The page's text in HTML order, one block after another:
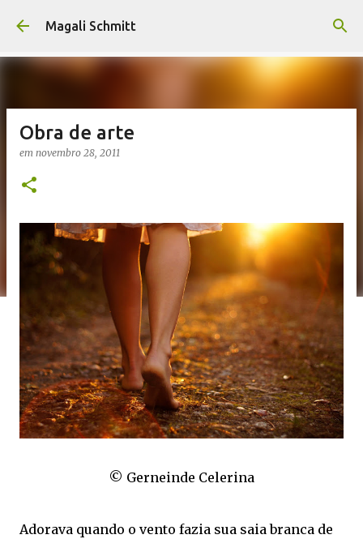
Pular para o conteúdo principal
Magali Schmitt
Obra de arte
em novembro 28, 2011
© Gerneinde Celerina
Adorava quando o vento fazia sua saia branca de